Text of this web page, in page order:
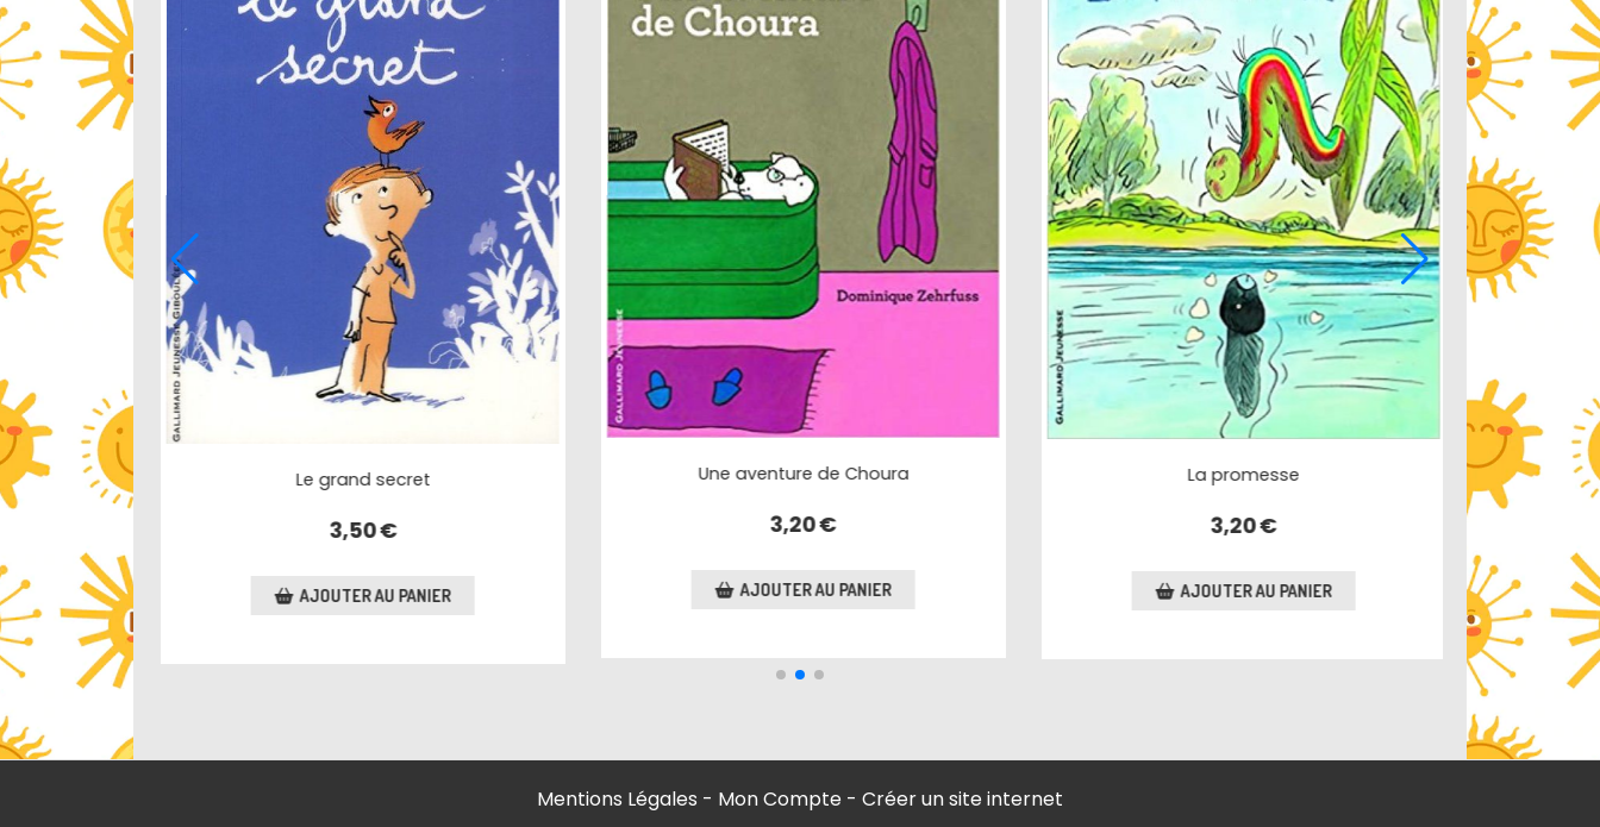
La promesse
3,20€
AJOUTER AU PANIER
Le grand secret
3,50€
AJOUTER AU PANIER
Une aventure de Choura
3,20€
AJOUTER AU PANIER
Mentions Légales Mon Compte Créer un site internet